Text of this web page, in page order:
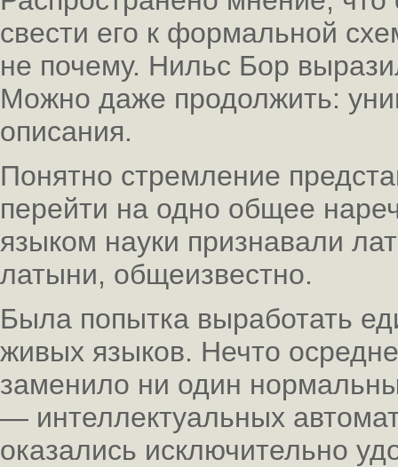
свести его к формальной
не почему. Нильс Бор
Можно даже продолжить:
описания.
Понятно стремление
перейти на одно общее
языком науки признавали
латыни, общеизвестно.
Была попытка выработать
живых языков. Нечто
заменило ни один
— интеллектуальных
оказались исключительно